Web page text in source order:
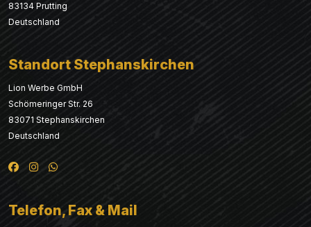
83134 Prutting
Deutschland
Standort Stephanskirchen
Lion Werbe GmbH
Schömeringer Str. 26
83071 Stephanskirchen
Deutschland
Telefon, Fax & Mail